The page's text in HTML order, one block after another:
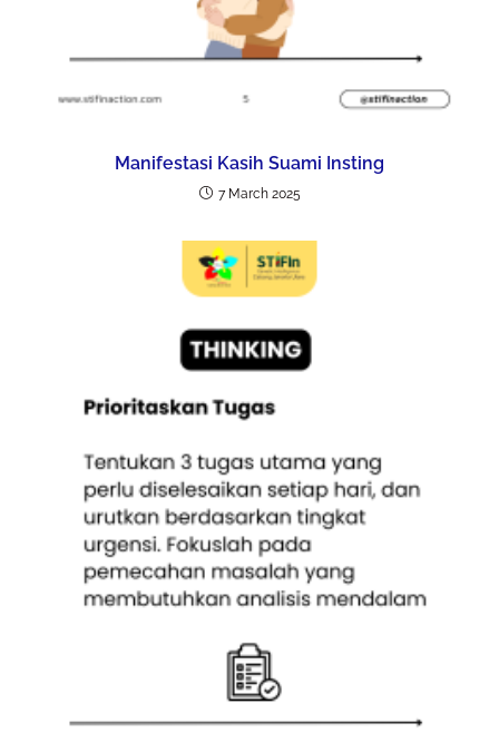
Manifestasi Kasih Suami Insting
7 March 2025